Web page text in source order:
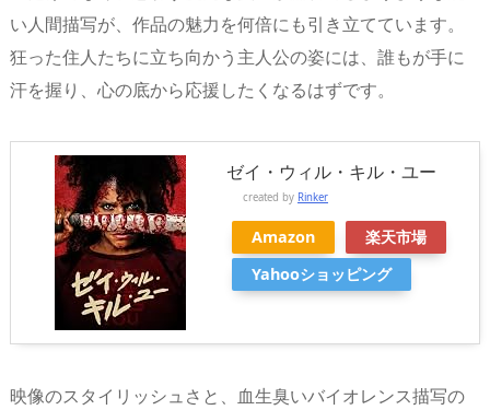
い人間描写が、作品の魅力を何倍にも引き立てています。
狂った住人たちに立ち向かう主人公の姿には、誰もが手に
汗を握り、心の底から応援したくなるはずです。
ゼイ・ウィル・キル・ユー
created by Rinker
Amazon
楽天市場
Yahooショッピング
映像のスタイリッシュさと、血生臭いバイオレンス描写の